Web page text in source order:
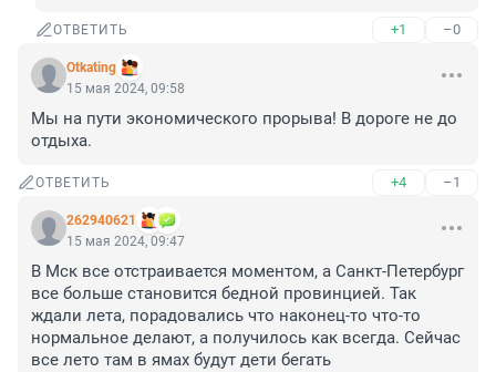
ОТВЕТИТЬ +1 –0
Otkating
15 мая 2024, 09:58
Мы на пути экономического прорыва! В дороге не до
отдыха.
ОТВЕТИТЬ +4 –1
262940621
15 мая 2024, 09:47
В Мск все отстраивается моментом, а Санкт-Петербург
все больше становится бедной провинцией. Так
ждали лета, порадовались что наконец-то что-то
нормальное делают, а получилось как всегда. Сейчас
все лето там в ямах будут дети бегать